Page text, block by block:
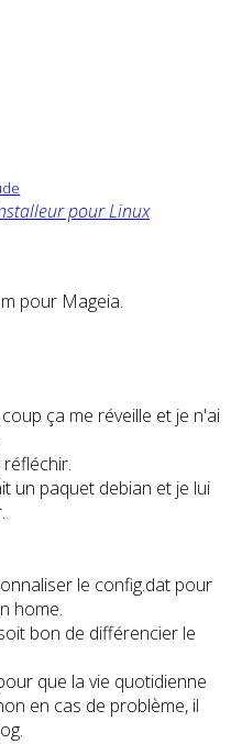
pour Linux
pour Mageia.
ça me réveille et je n'ai
un paquet debian et je lui
le config.dat pour
home.
bon de différencier le
que la vie quotidienne
en cas de problème, il